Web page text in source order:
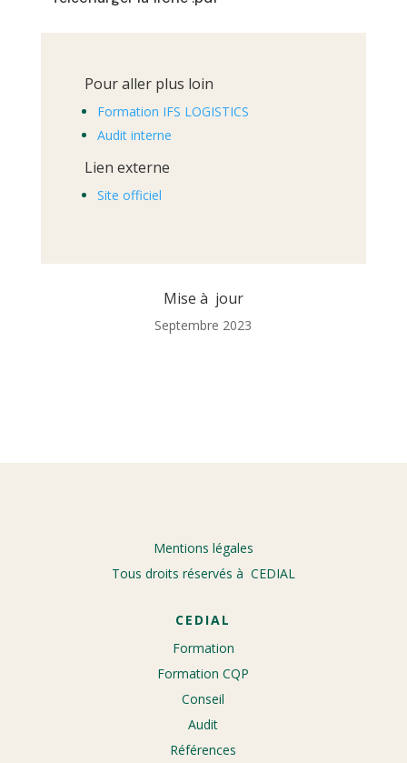
Pour aller plus loin
Formation IFS LOGISTICS
Audit interne
Lien externe
Site officiel
Mise à jour
Septembre 2023
CEDIAL
Formation
Formation CQP
Conseil
Audit
Références
Mentions légales
Tous droits réservés à CEDIAL